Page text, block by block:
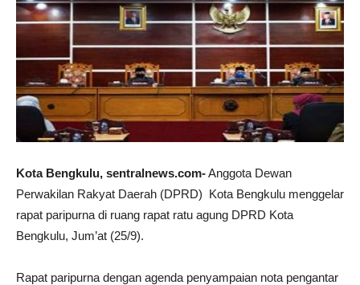
Kota Bengkulu, sentralnews.com-Anggota Dewan
Perwakilan Rakyat Daerah (DPRD) Kota Bengkulu menggelar
rapat paripurna di ruang rapat ratu agung DPRD Kota
Bengkulu, Jum’at (25/9).
Rapat paripurna dengan agenda penyampaian nota pengantar